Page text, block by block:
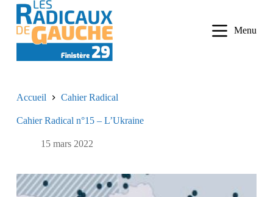
n
Menu
Accueil Cahier Radical
Cahier Radical n°15 – L’Ukraine
15 mars 2022